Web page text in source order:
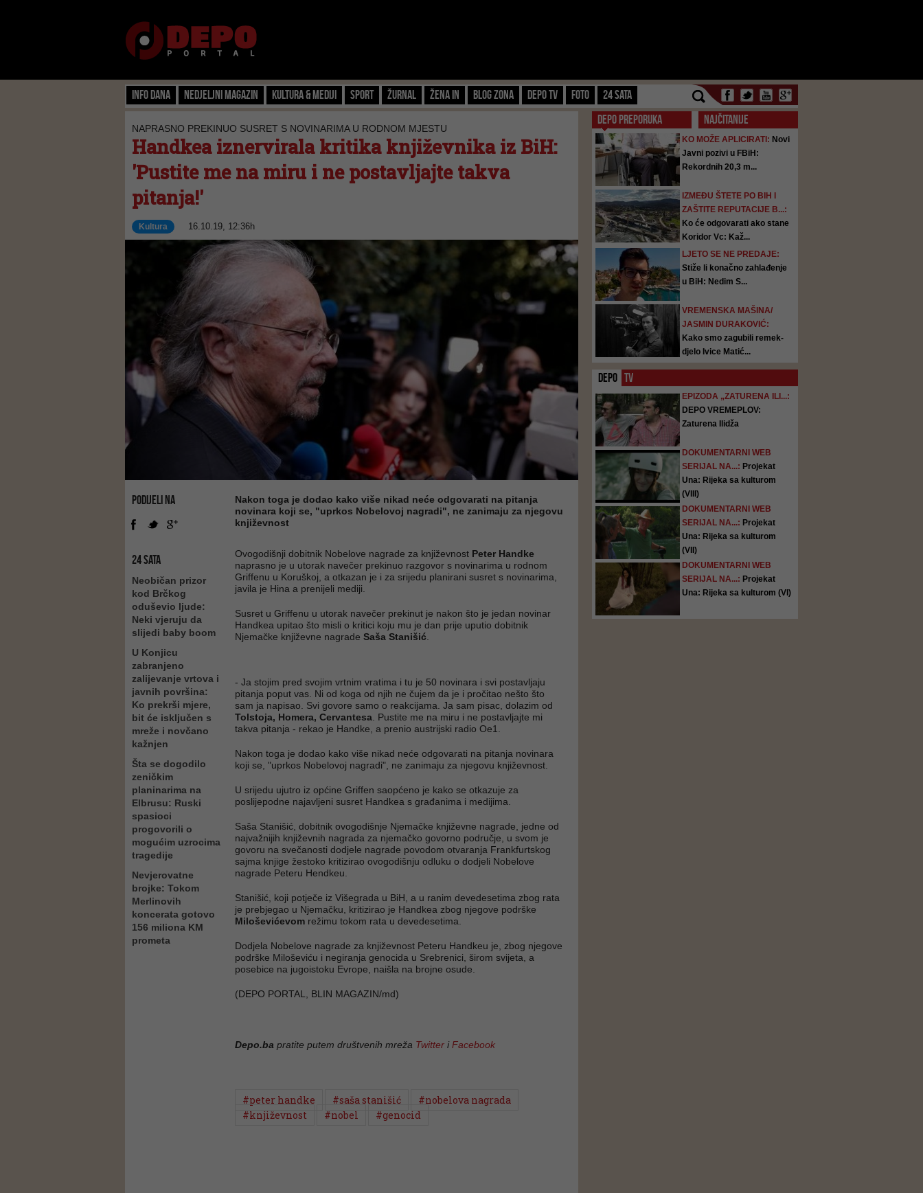
Info dana Nedjeljni magazin Kultura & Mediji Sport Žurnal Žena IN Blog zona Depo TV FOTO 24 SATA
NAPRASNO PREKINUO SUSRET S NOVINARIMA U RODNOM MJESTU
Handkea iznervirala kritika književnika iz BiH:
'Pustite me na miru i ne postavljajte takva
pitanja!'
Kultura 16.10.19, 12:36h
PODIJELI NA
24 SATA
Neobičan prizor
kod Brčkog
oduševio ljude:
Neki vjeruju da
slijedi baby boom
U Konjicu
zabranjeno
zalijevanje vrtova i
javnih površina:
Ko prekrši mjere,
bit će isključen s
mreže i novčano
kažnjen
Šta se dogodilo
zeničkim
planinarima na
Elbrusu: Ruski
spasioci
progovorili o
mogućim uzrocima
tragedije
Nevjerovatne
brojke: Tokom
Merlinovih
koncerata gotovo
156 miliona KM
prometa
Nakon toga je dodao kako više nikad neće odgovarati na pitanja
novinara koji se, "uprkos Nobelovoj nagradi", ne zanimaju za njegovu
književnost
Ovogodišnji dobitnik Nobelove nagrade za književnost Peter Handke
naprasno je u utorak navečer prekinuo razgovor s novinarima u rodnom
Griffenu u Koruškoj, a otkazan je i za srijedu planirani susret s novinarima,
javila je Hina a prenijeli mediji.
Susret u Griffenu u utorak navečer prekinut je nakon što je jedan novinar
Handkea upitao što misli o kritici koju mu je dan prije uputio dobitnik
Njemačke književne nagrade Saša Stanišić
- Ja stojim pred svojim vrtnim vratima i tu je 50 novinara i svi postavljaju
pitanja poput vas. Ni od koga od njih ne čujem da je i pročitao nešto što
sam ja napisao. Svi govore samo o reakcijama. Ja sam pisac, dolazim od
Tolstoja, Homera, Cervantesa . Pustite me na miru i ne postavljajte mi
takva pitanja - rekao je Handke, a prenio austrijski radio Oe1.
Nakon toga je dodao kako više nikad neće odgovarati na pitanja novinara
koji se, "uprkos Nobelovoj nagradi", ne zanimaju za njegovu književnost.
U srijedu ujutro iz općine Griffen saopćeno je kako se otkazuje za
poslijepodne najavljeni susret Handkea s građanima i medijima.
Saša Stanišić, dobitnik ovogodišnje Njemačke književne nagrade, jedne od
najvažnijih književnih nagrada za njemačko govorno područje, u svom je
govoru na svečanosti dodjele nagrade povodom otvaranja Frankfurtskog
sajma knjige žestoko kritizirao ovogodišnju odluku o dodjeli Nobelove
nagrade Peteru Hendkeu.
Stanišić, koji potječe iz Višegrada u BiH, a u ranim devedesetima zbog rata
je prebjegao u Njemačku, kritizirao je Handkea zbog njegove podrške
Miloševićevom režimu tokom rata u devedesetima.
Dodjela Nobelove nagrade za književnost Peteru Handkeu je, zbog njegove
podrške Miloševiću i negiranja genocida u Srebrenici, širom svijeta, a
posebice na jugoistoku Evrope, naišla na brojne osude.
(DEPO PORTAL, BLIN MAGAZIN/md)
Depo.ba pratite putem društvenih mreža Twitter iFacebook
#peter handke #saša stanišić
#nobelova nagrada
#književnost
#nobel #genocid
DEPO PREPORUKA NAJČITANIJE
KO MOŽE APLICIRATI: Novi
Javni pozivi u FBiH:
Rekordnih 20,3 m...
IZMEĐU ŠTETE PO BIH I
ZAŠTITE REPUTACIJE B...:
Ko će odgovarati ako stane
Koridor Vc: Kaž...
LJETO SE NE PREDAJE:
Stiže li konačno zahlađenje
u BiH: Nedim S...
VREMENSKA MAŠINA/
JASMIN DURAKOVIĆ:
Kako smo zagubili remek-
djelo Ivice Matić...
DEPO TV
EPIZODA „ZATURENA ILI...:
DEPO VREMEPLOV:
Zaturena Ilidža
DOKUMENTARNI WEB
SERIJAL NA...: Projekat
Una: Rijeka sa kulturom
(VIII)
DOKUMENTARNI WEB
SERIJAL NA...: Projekat
Una: Rijeka sa kulturom
(VII)
DOKUMENTARNI WEB
SERIJAL NA...: Projekat
Una: Rijeka sa kulturom (VI)